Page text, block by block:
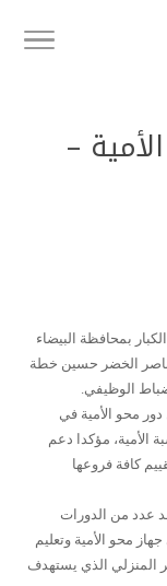
–
بمحافظة البيضاء
ناصر الخضر حسين خطة
دور محو الأمية في
الأمية، مؤكدا دعم
كافة فروعها
عدد من الدورات
محو الأمية وتعليم
المنزلي الذي يستهدف